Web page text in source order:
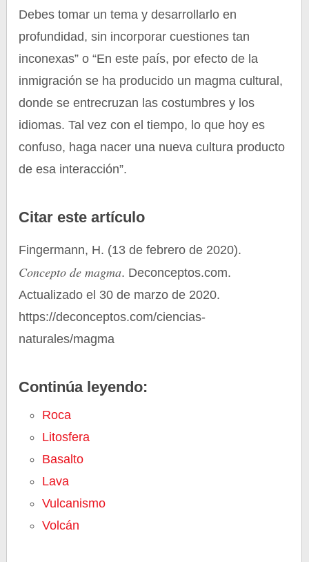
Debes tomar un tema y desarrollarlo en
profundidad, sin incorporar cuestiones tan
inconexas” o “En este país, por efecto de la
inmigración se ha producido un magma cultural,
donde se entrecruzan las costumbres y los
idiomas. Tal vez con el tiempo, lo que hoy es
confuso, haga nacer una nueva cultura producto
de esa interacción”.
Citar este artículo
Fingermann, H. (13 de febrero de 2020).
Concepto de magma. Deconceptos.com.
Actualizado el 30 de marzo de 2020.
https://deconceptos.com/ciencias-
naturales/magma
Continúa leyendo:
Roca
Litosfera
Basalto
Lava
Vulcanismo
Volcán